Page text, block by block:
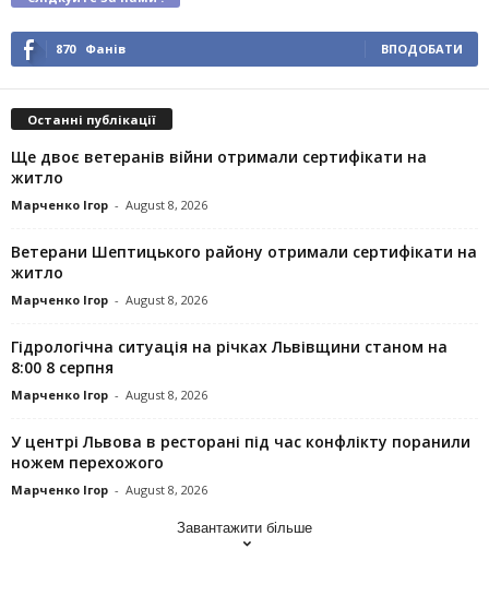
870 Фанів ВПОДОБАТИ
Останні публікації
Ще двоє ветеранів війни отримали сертифікати на
житло
Марченко Ігор - August 8, 2026
Ветерани Шептицького району отримали сертифікати на
житло
Марченко Ігор - August 8, 2026
Гідрологічна ситуація на річках Львівщини станом на
8:00 8 серпня
Марченко Ігор - August 8, 2026
У центрі Львова в ресторані під час конфлікту поранили
ножем перехожого
Марченко Ігор - August 8, 2026
Завантажити більше